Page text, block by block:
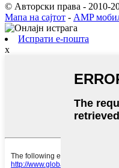
© Авторски права - 2010-
Мапа на сајтот - AMP
Испрати е-пошта
x